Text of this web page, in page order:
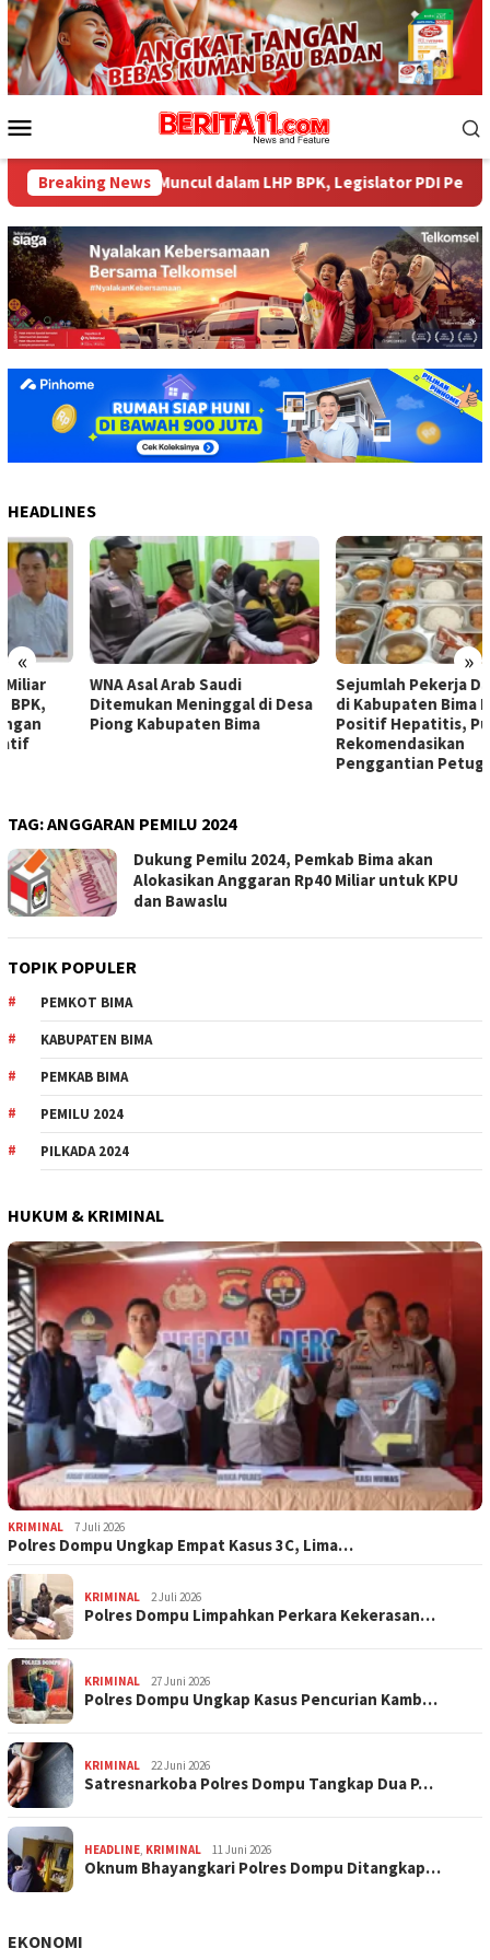
Loncat
ke
konten
Mobile
Breaking News
Miliar tak Muncul dalam LHP BPK, Legislator PDI Perjuangan
HEADLINES
« »
WNA Asal Arab Saudi
Ditemukan Meninggal di Desa
Piong Kabupaten Bima
Sejumlah Pekerja Dapur MBG
di Kabupaten Bima Dilaporkan
Positif Hepatitis, Puskesmas
Rekomendasikan
Penggantian Petugas
TAG:ANGGARAN PEMILU 2024
Dukung Pemilu 2024, Pemkab Bima akan
Alokasikan Anggaran Rp40 Miliar untuk KPU
dan Bawaslu
TOPIK POPULER
PEMKOT BIMA
KABUPATEN BIMA
PEMKAB BIMA
PEMILU 2024
PILKADA 2024
HUKUM & KRIMINAL
KRIMINAL 7 Juli 2026
Polres Dompu Ungkap Empat Kasus 3C, Lima…
KRIMINAL 2 Juli 2026
Polres Dompu Limpahkan Perkara Kekerasan…
KRIMINAL 27 Juni 2026
Polres Dompu Ungkap Kasus Pencurian Kamb…
KRIMINAL 22 Juni 2026
Satresnarkoba Polres Dompu Tangkap Dua P…
HEADLINE, KRIMINAL 11 Juni 2026
Oknum Bhayangkari Polres Dompu Ditangkap…
EKONOMI